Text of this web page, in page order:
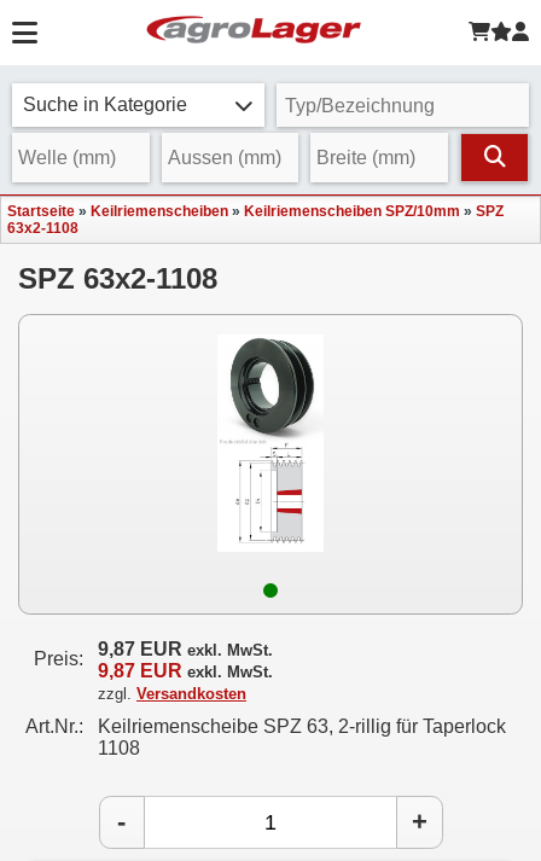
Suche in Kategorie
Startseite » Keilriemenscheiben » Keilriemenscheiben SPZ/10mm » SPZ
63x2-1108
SPZ 63x2-1108
Preis: 9,87 EUR exkl. MwSt.
9,87 EUR exkl. MwSt.
zzgl. Versandkosten
Art.Nr.:
Keilriemenscheibe SPZ 63, 2-rillig für Taperlock
1108
- +